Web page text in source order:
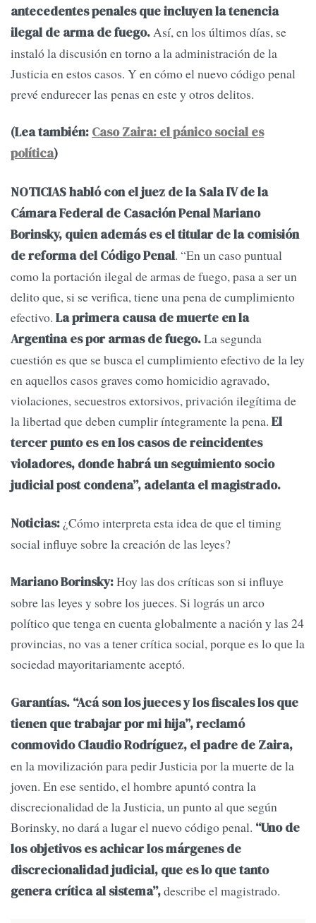
antecedentes penales que incluyen la tenencia
ilegal de arma de fuego.Así, en los últimos días, se
instaló la discusión en torno a la administración de la
Justicia en estos casos. Y en cómo el nuevo código penal
prevé endurecer las penas en este y otros delitos.
(Lea también: Caso Zaira: el pánico social es
política)
NOTICIAS habló con el juez de la Sala IV de la
Cámara Federal de Casación Penal Mariano
Borinsky, quien además es el titular de la comisión
de reforma del Código Penal. “En un caso puntual
como la portación ilegal de armas de fuego, pasa a ser un
delito que, si se verifica, tiene una pena de cumplimiento
efectivo. La primera causa de muerte en la
Argentina es por armas de fuego.La segunda
cuestión es que se busca el cumplimiento efectivo de la ley
en aquellos casos graves como homicidio agravado,
violaciones, secuestros extorsivos, privación ilegítima de
la libertad que deben cumplir íntegramente la pena. El
tercer punto es en los casos de reincidentes
violadores, donde habrá un seguimiento socio
judicial post condena”, adelanta el magistrado.
Noticias: ¿Cómo interpreta esta idea de que el timing
social influye sobre la creación de las leyes?
Mariano Borinsky:Hoy las dos críticas son si influye
sobre las leyes y sobre los jueces. Si lográs un arco
político que tenga en cuenta globalmente a nación y las 24
provincias, no vas a tener crítica social, porque es lo que la
sociedad mayoritariamente aceptó.
Garantías. “Acá son los jueces y los fiscales los que
tienen que trabajar por mi hija”, reclamó
conmovido Claudio Rodríguez, el padre de Zaira,
en la movilización para pedir Justicia por la muerte de la
joven. En ese sentido, el hombre apuntó contra la
discrecionalidad de la Justicia, un punto al que según
Borinsky, no dará a lugar el nuevo código penal. “Uno de
los objetivos es achicar los márgenes de
discrecionalidad judicial, que es lo que tanto
genera crítica al sistema”,describe el magistrado.